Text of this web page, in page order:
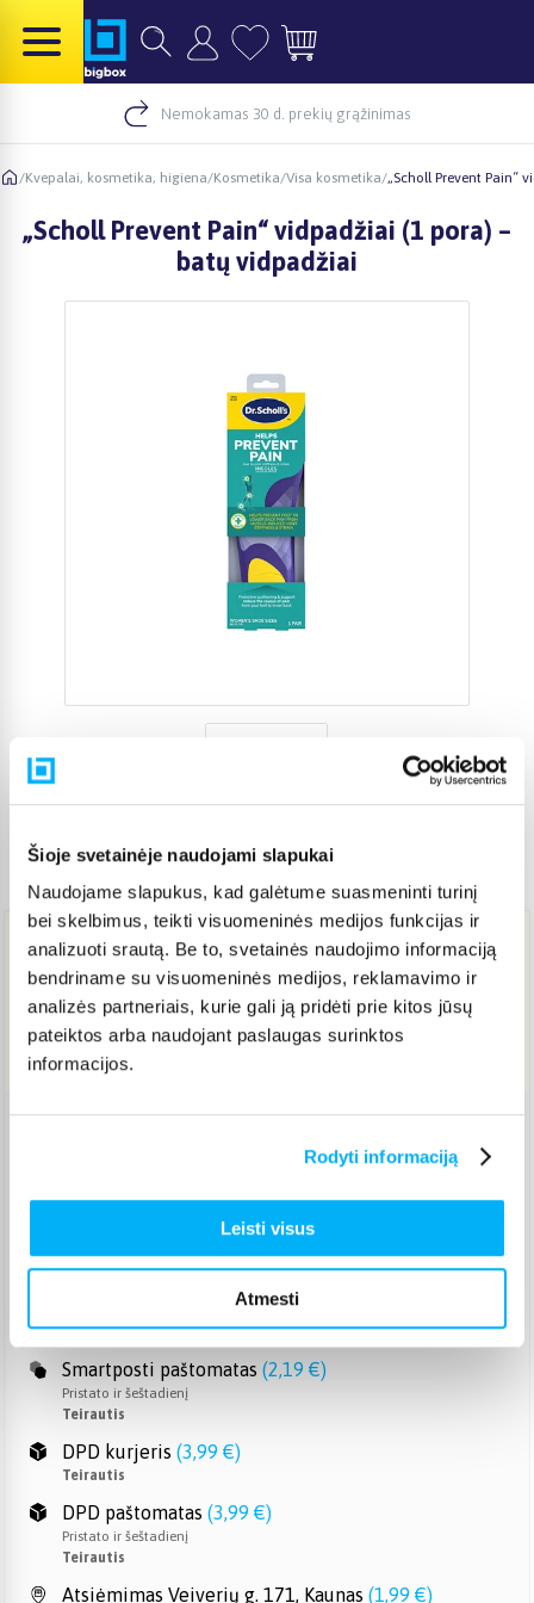
Šioje svetainėje naudojami slapukai
Naudojame slapukus, kad galėtume suasmeninti turinį
bei skelbimus, teikti visuomeninės medijos funkcijas ir
analizuoti srautą. Be to, svetainės naudojimo informaciją
bendriname su visuomeninės medijos, reklamavimo ir
analizės partneriais, kurie gali ją pridėti prie kitos jūsų
pateiktos arba naudojant paslaugas surinktos
informacijos.
Rodyti informaciją
Leisti visus
Atmesti
Nemokamas 30 d. prekių grąžinimas
/Kvepalai, kosmetika, higiena/Kosmetika/Visa kosmetika/„Scholl Prevent Pain“
„Scholl Prevent Pain“ vidpadžiai (1 pora) –
batų vidpadžiai
Prekės kodas 5563771
20,86 €
IŠPARDUOTA
2,99 € )
(2,39 € )
Teirautis
Smartposti paštomatas (2,19 €)
Pristato ir šeštadienį
Teirautis
DPD kurjeris (3,99 €)
Teirautis
DPD paštomatas (3,99 €)
Pristato ir šeštadienį
Teirautis
Atsiėmimas Veiverių g. 171, Kaunas (1,99 €)